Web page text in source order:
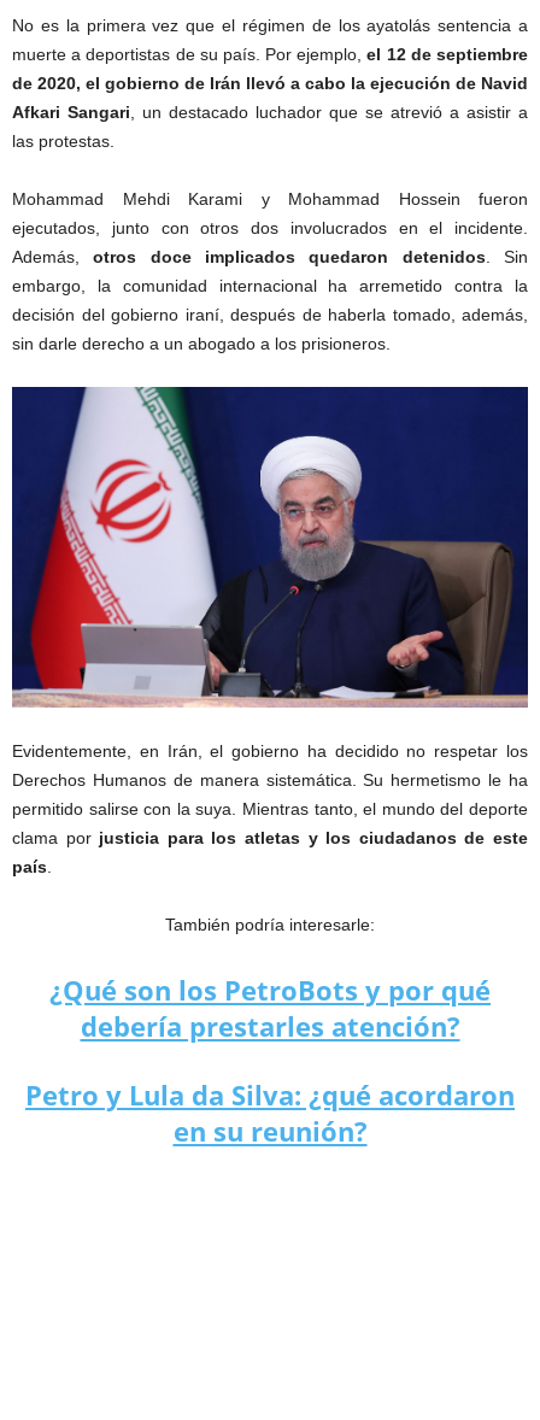
No es la primera vez que el régimen de los ayatolás sentencia a
muerte a deportistas de su país. Por ejemplo,el 12 de septiembre
de 2020, el gobierno de Irán llevó a cabo la ejecución de Navid
Afkari Sangari , un destacado luchador que se atrevió a asistir a
las protestas.
Mohammad Mehdi Karami y Mohammad Hossein fueron
ejecutados, junto con otros dos involucrados en el incidente.
Además,otros doce implicados quedaron detenidos. Sin
embargo, la comunidad internacional ha arremetido contra la
decisión del gobierno iraní, después de haberla tomado, además,
sin darle derecho a un abogado a los prisioneros.
Evidentemente, en Irán, el gobierno ha decidido no respetar los
Derechos Humanos de manera sistemática. Su hermetismo le ha
permitido salirse con la suya. Mientras tanto, el mundo del deporte
clama por justicia para los atletas y los ciudadanos de este
país
También podría interesarle:
¿Qué son los PetroBots y por qué
debería prestarles atención?
Petro y Lula da Silva: ¿qué acordaron
en su reunión?